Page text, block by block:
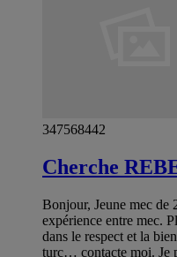
347568442
Cherche
Bonjour, Jeune mec de
expérience entre mec.
dans le respect et la
turc… contacte moi. Je